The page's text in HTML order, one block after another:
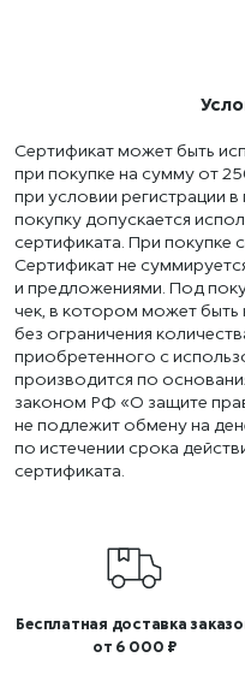
Cертификат может быть
при покупке на сумму от
при условии регистрации
покупку допускается
сертификата. При покупке
Сертификат не
и предложениями. Под
чек, в котором может быть
без ограничения
приобретенного с
производится по
законом РФ «О защите
не подлежит обмену на
по истечении срока
сертификата.
Бесплатная доставка
от 6 000 ₽